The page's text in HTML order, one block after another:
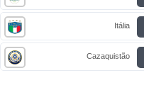
Itália
Cazaquistão